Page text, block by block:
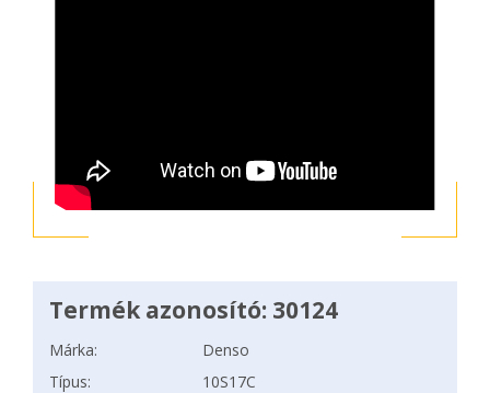
Termék azonosító: 30124
Márka:
Denso
Típus:
10S17C